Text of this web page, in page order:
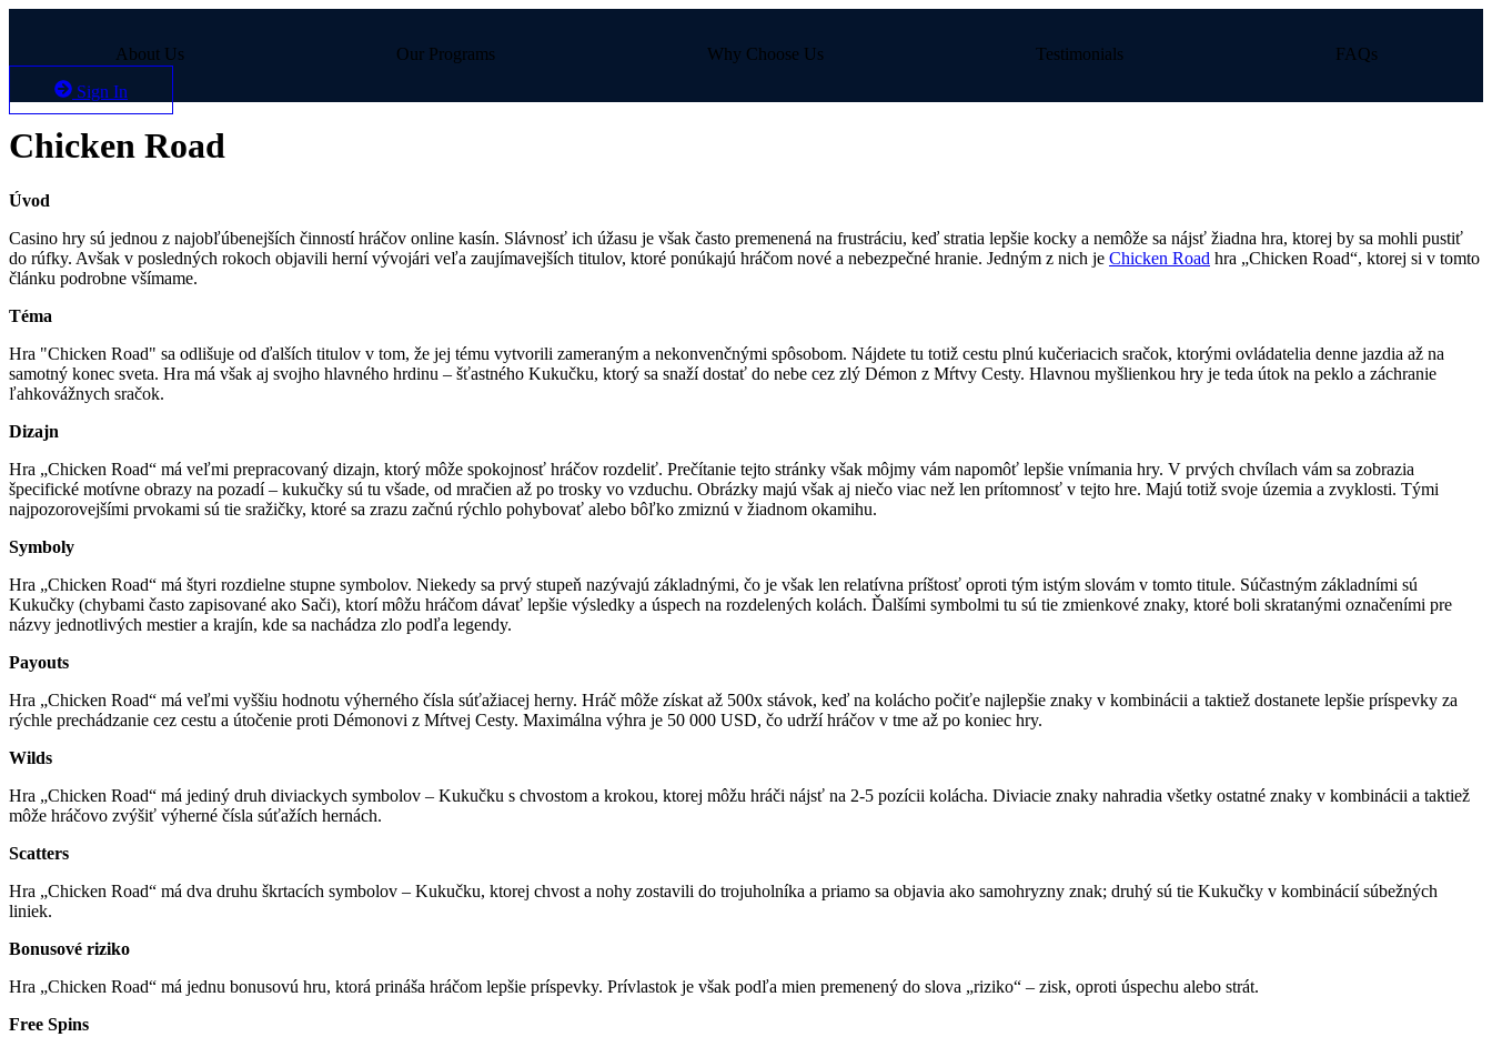
About Us Our Programs Why Choose Us Testimonials
FAQs
Sign In
Chicken Road
Úvod
Casino hry sú jednou z najobľúbenejších činností hráčov online kasín. Slávnosť ich úžasu je však často premenená na frustráciu, keď stratia lepšie kocky a nemôže sa nájsť žiadna hra, ktorej by sa mohli pustiť
do rúfky. Avšak v posledných rokoch objavili herní vývojári veľa zaujímavejších titulov, ktoré ponúkajú hráčom nové a nebezpečné hranie. Jedným z nich je Chicken Road hra „Chicken Road“, ktorej si v tomto
článku podrobne všímame.
Téma
Hra "Chicken Road" sa odlišuje od ďalších titulov v tom, že jej tému vytvorili zameraným a nekonvenčnými spôsobom. Nájdete tu totiž cestu plnú kučeriacich sračok, ktorými ovládatelia denne jazdia až na
samotný konec sveta. Hra má však aj svojho hlavného hrdinu – šťastného Kukučku, ktorý sa snaží dostať do nebe cez zlý Démon z Mŕtvy Cesty. Hlavnou myšlienkou hry je teda útok na peklo a záchranie
ľahkovážnych sračok.
Dizajn
Hra „Chicken Road“ má veľmi prepracovaný dizajn, ktorý môže spokojnosť hráčov rozdeliť. Prečítanie tejto stránky však môjmy vám napomôť lepšie vnímania hry. V prvých chvílach vám sa zobrazia
špecifické motívne obrazy na pozadí – kukučky sú tu všade, od mračien až po trosky vo vzduchu. Obrázky majú však aj niečo viac než len prítomnosť v tejto hre. Majú totiž svoje územia a zvyklosti. Tými
najpozorovejšími prvokami sú tie sražičky, ktoré sa zrazu začnú rýchlo pohybovať alebo bôľko zmiznú v žiadnom okamihu.
Symboly
Hra „Chicken Road“ má štyri rozdielne stupne symbolov. Niekedy sa prvý stupeň nazývajú základnými, čo je však len relatívna príštosť oproti tým istým slovám v tomto titule. Súčastným základními sú
Kukučky (chybami často zapisované ako Sači), ktorí môžu hráčom dávať lepšie výsledky a úspech na rozdelených kolách. Ďalšími symbolmi tu sú tie zmienkové znaky, ktoré boli skratanými označeními pre
názvy jednotlivých mestier a krajín, kde sa nachádza zlo podľa legendy.
Payouts
Hra „Chicken Road“ má veľmi vyššiu hodnotu výherného čísla súťažiacej herny. Hráč môže získat až 500x stávok, keď na kolácho počiťe najlepšie znaky v kombinácii a taktiež dostanete lepšie príspevky za
rýchle prechádzanie cez cestu a útočenie proti Démonovi z Mŕtvej Cesty. Maximálna výhra je 50 000 USD, čo udrží hráčov v tme až po koniec hry.
Wilds
Hra „Chicken Road“ má jediný druh diviackych symbolov – Kukučku s chvostom a krokou, ktorej môžu hráči nájsť na 2-5 pozícii kolácha. Diviacie znaky nahradia všetky ostatné znaky v kombinácii a taktiež
môže hráčovo zvýšiť výherné čísla súťažích hernách.
Scatters
Hra „Chicken Road“ má dva druhu škrtacích symbolov – Kukučku, ktorej chvost a nohy zostavili do trojuholníka a priamo sa objavia ako samohryzny znak; druhý sú tie Kukučky v kombinácií súbežných
liniek.
Bonusové riziko
Hra „Chicken Road“ má jednu bonusovú hru, ktorá prináša hráčom lepšie príspevky. Prívlastok je však podľa mien premenený do slova „riziko“ – zisk, oproti úspechu alebo strát.
Free Spins